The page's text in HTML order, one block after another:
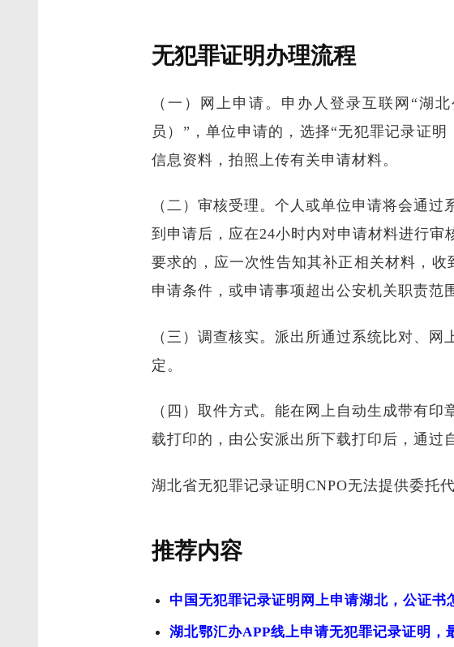
无犯罪证明办理流程
（一）网上申请。申办人登录互联网“湖
员）”，单位申请的，选择“无犯罪记录证
信息资料，拍照上传有关申请材料。
（二）审核受理。个人或单位申请将会通
到申请后，应在24小时内对申请材料进行
要求的，应一次性告知其补正相关材料，
申请条件，或申请事项超出公安机关职责范
（三）调查核实。派出所通过系统比对、
定。
（四）取件方式。能在网上自动生成带有
载打印的，由公安派出所下载打印后，通过
湖北省无犯罪记录证明CNPO无法提供委托
推荐内容
中国无犯罪记录证明网上申请湖北，公证书
湖北鄂汇办APP线上申请无犯罪记录证明，